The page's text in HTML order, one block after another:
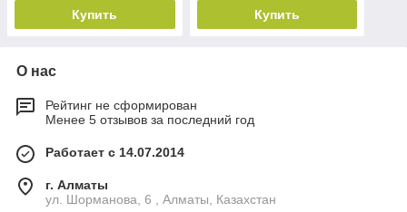
Купить Купить
О нас
Рейтинг не сформирован
Менее 5 отзывов за последний год
Работает с 14.07.2014
г. Алматы
ул. Шорманова, 6 , Алматы, Казахстан